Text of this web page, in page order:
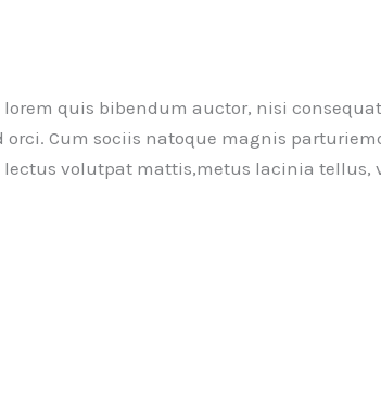
quis bibendum auctor, nisi
Cum sociis natoque magnis
volutpat mattis,metus lacinia